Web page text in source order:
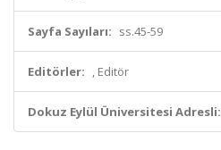
Sayfa Sayıları: ss.45-59
Editörler: , Editör
Dokuz Eylül Üniversitesi Adresli: